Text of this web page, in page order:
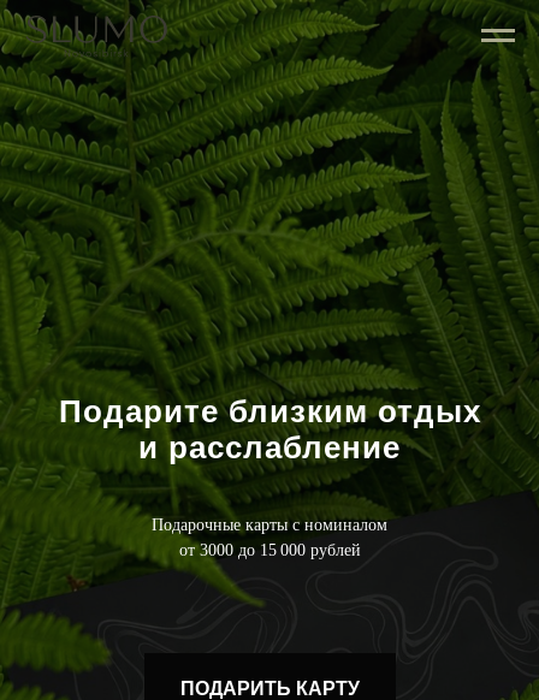
Подарите близким отдых
и расслабление
Подарочные карты с номиналом
от 3000 до 15 000 рублей
ПОДАРИТЬ КАРТУ